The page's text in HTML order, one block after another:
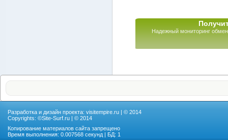
Надежный мониторинг
Разработка и дизайн проекта: visitempire.ru | © 2014
Copyrights: ©Site-Surf.ru | © 2014
Копирование материалов сайта запрещено
Время выполнения: 0.007568 секунд | БД: 1